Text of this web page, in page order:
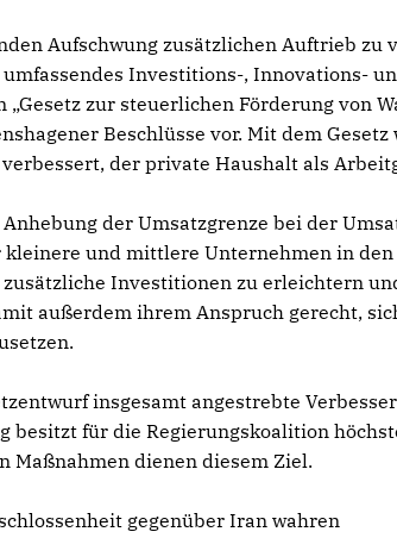
Aufschwung zusätzlichen Auftrieb
Investitions-, Innovations-
zur steuerlichen Förderung von
Beschlüsse vor. Mit dem
der private Haushalt als
der Umsatzgrenze bei der
kleinere und mittlere Unternehmen in
Investitionen zu erleichtern
außerdem ihrem Anspruch gerecht,
insgesamt angestrebte
besitzt für die Regierungskoalition
Maßnahmen dienen diesem Ziel.
gegenüber Iran wahren